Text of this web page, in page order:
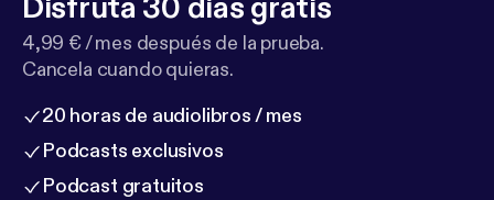
Disfruta 30 días gratis
4,99 € / mes después de la prueba.
Cancela cuando quieras.
20 horas de audiolibros / mes
Podcasts exclusivos
Podcast gratuitos